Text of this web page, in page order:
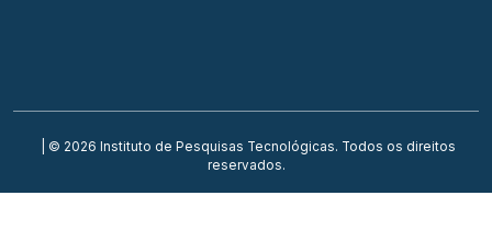
| © 2026 Instituto de Pesquisas Tecnológicas. Todos os direitos
reservados.